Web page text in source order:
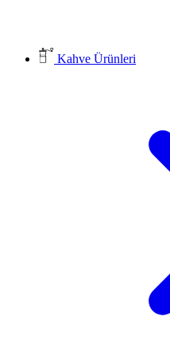
Kahve Ürünleri